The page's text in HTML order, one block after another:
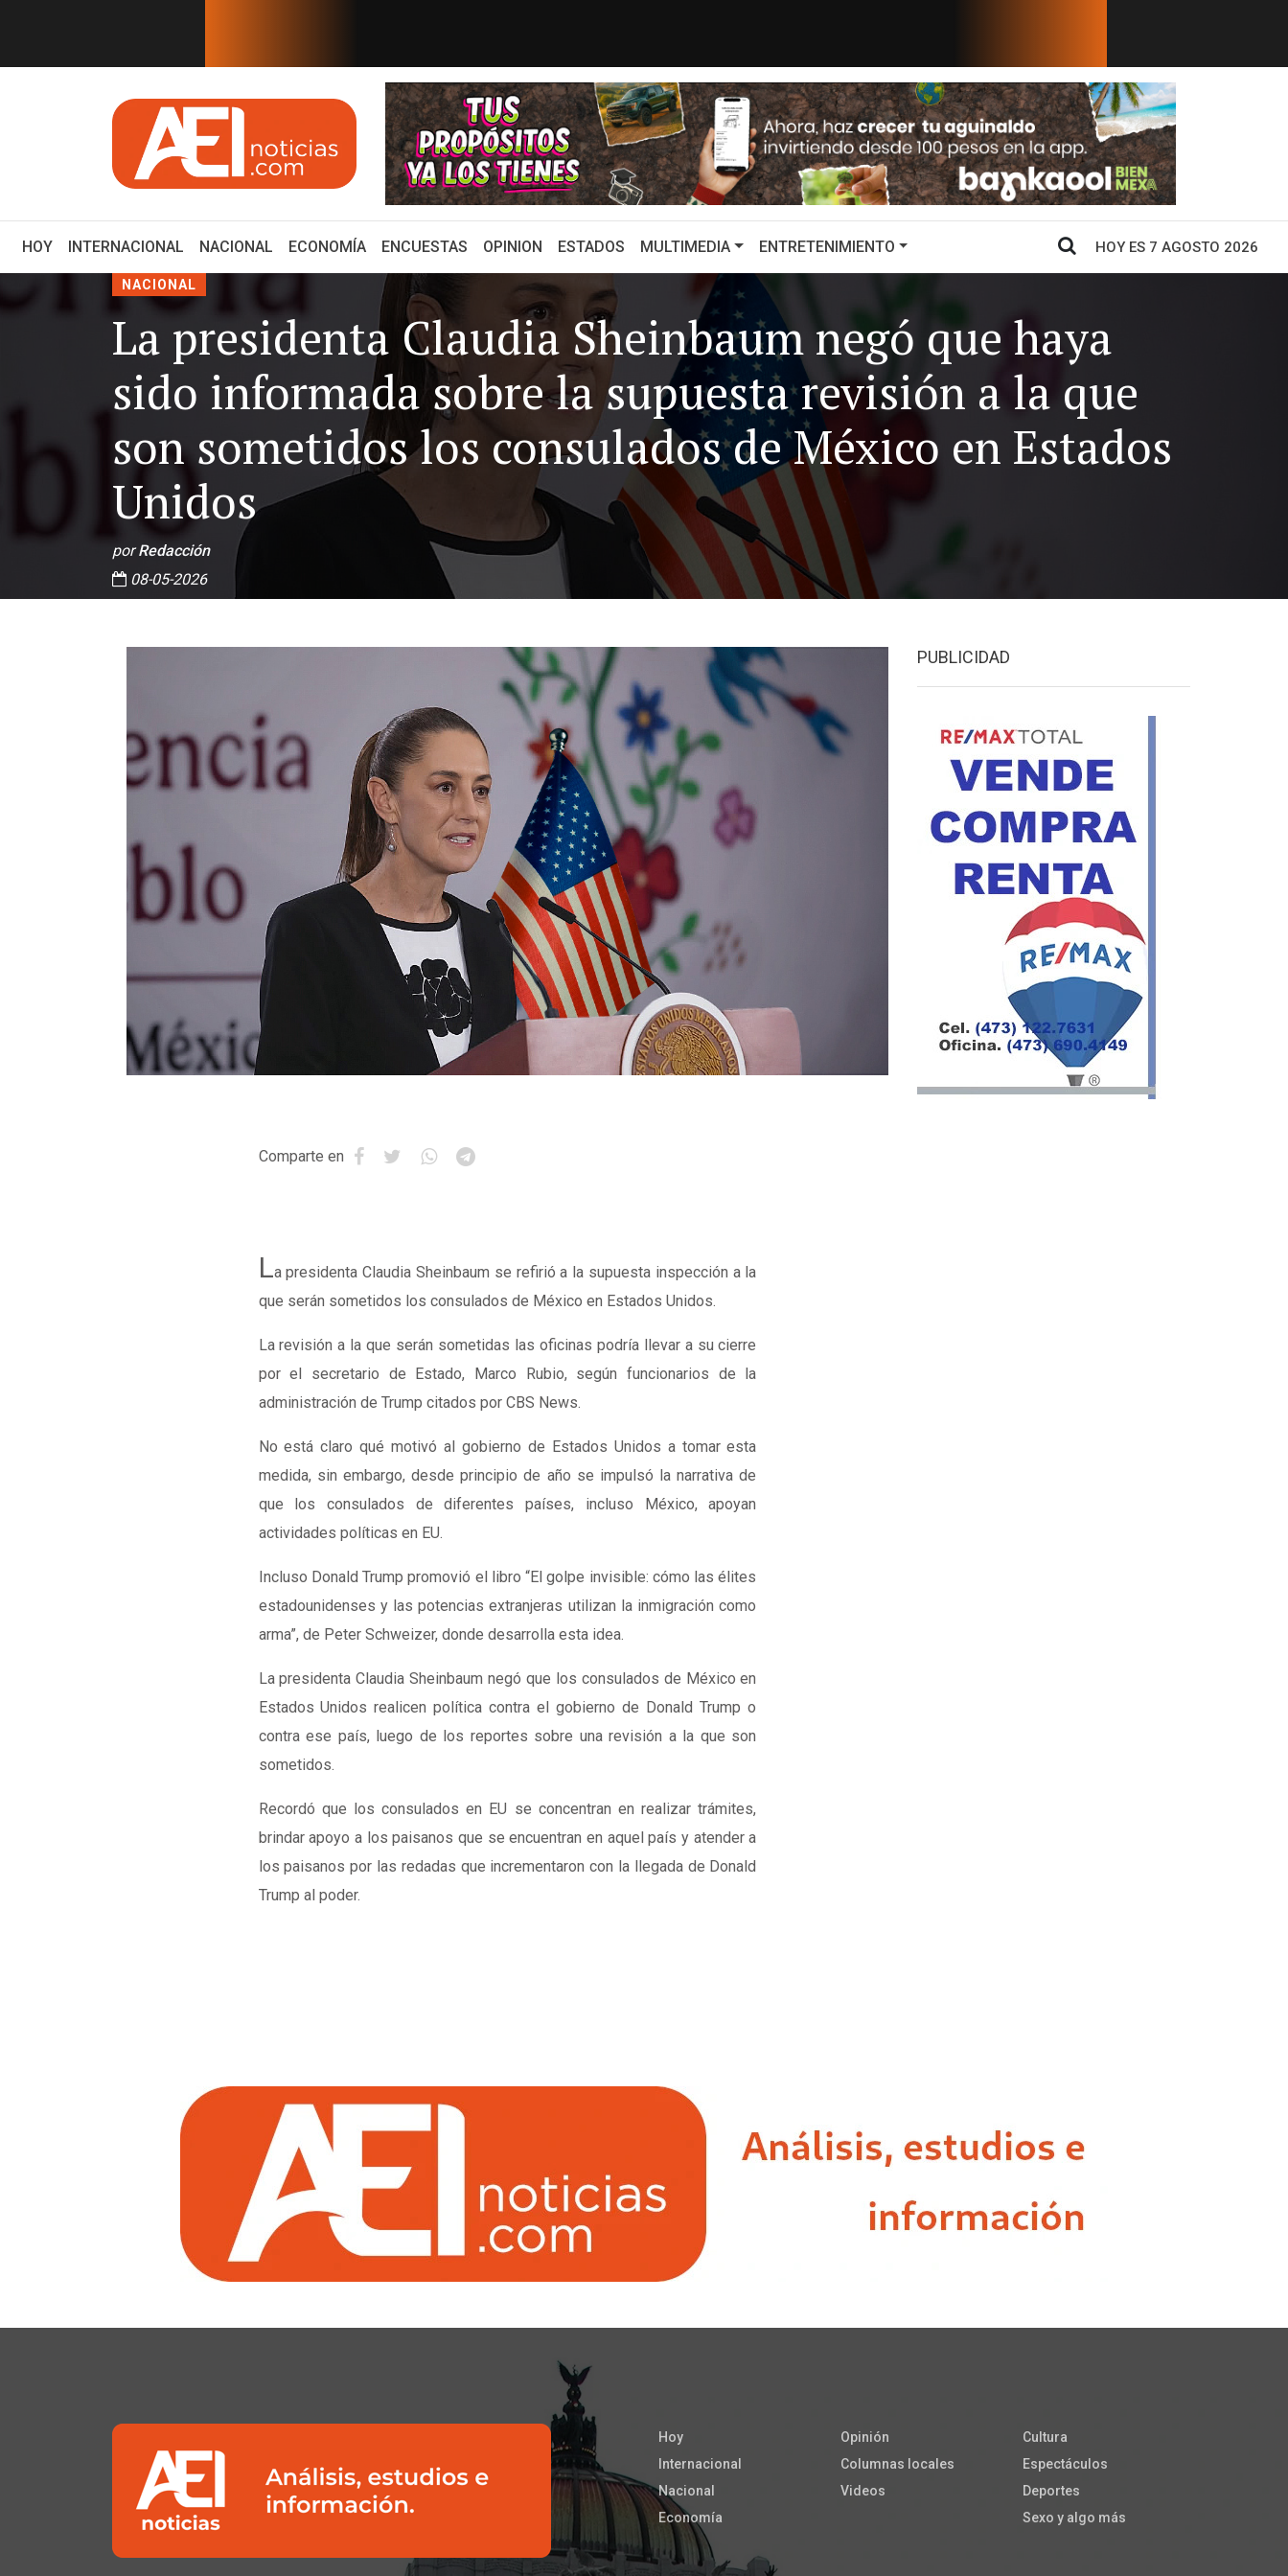
EN TIEMPO REAL
SUS PREFERENCIAS ¿Por qué Perú y México rompieron relaciones diplomát... Fujimori acepta dar un salvoconducto a Chávez Los gobiernos
HOY(CURRENT)
INTERNACIONAL NACIONAL ECONOMÍA ENCUESTAS OPINION ESTADOS MULTIMEDIA ENTRETENIMIENTO HOY ES 7 AGOSTO 2026
NACIONAL
La presidenta Claudia Sheinbaum negó que haya
sido informada sobre la supuesta revisión a la que
son sometidos los consulados de México en Estados
Unidos
porRedacción
08-05-2026
Comparte en
La presidenta Claudia Sheinbaum se refirió a la supuesta inspección a la
que serán sometidos los consulados de México en Estados Unidos.
La revisión a la que serán sometidas las oficinas podría llevar a su cierre
por el secretario de Estado, Marco Rubio, según funcionarios de la
administración de Trump citados por CBS News.
No está claro qué motivó al gobierno de Estados Unidos a tomar esta
medida, sin embargo, desde principio de año se impulsó la narrativa de
que los consulados de diferentes países, incluso México, apoyan
actividades políticas en EU.
Incluso Donald Trump promovió el libro “El golpe invisible: cómo las élites
estadounidenses y las potencias extranjeras utilizan la inmigración como
arma”, de Peter Schweizer, donde desarrolla esta idea.
La presidenta Claudia Sheinbaum negó que los consulados de México en
Estados Unidos realicen política contra el gobierno de Donald Trump o
contra ese país, luego de los reportes sobre una revisión a la que son
sometidos.
Recordó que los consulados en EU se concentran en realizar trámites,
brindar apoyo a los paisanos que se encuentran en aquel país y atender a
los paisanos por las redadas que incrementaron con la llegada de Donald
Trump al poder.
PUBLICIDAD
Hoy
Internacional
Nacional
Economía
Opinión
Columnas locales
Videos
Cultura
Espectáculos
Deportes
Sexo y algo más